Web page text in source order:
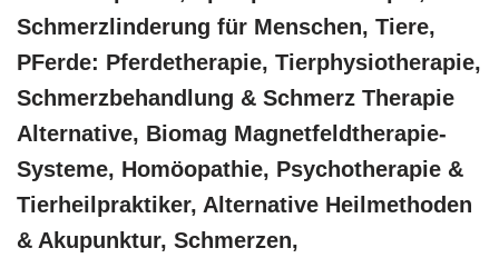
Schmerzlinderung für Menschen, Tiere,
PFerde: Pferdetherapie, Tierphysiotherapie,
Schmerzbehandlung & Schmerz Therapie
Alternative, Biomag Magnetfeldtherapie-
Systeme, ‎Homöopathie, ‎Psychotherapie &
‎Tierheilpraktiker, Alternative Heilmethoden
& Akupunktur, Schmerzen,